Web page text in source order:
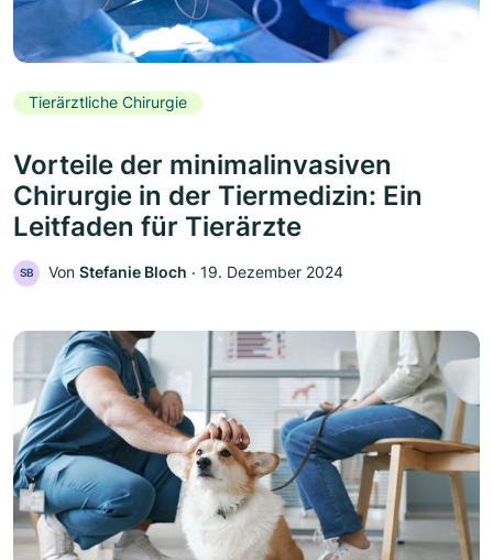
Tierärztliche Chirurgie
Vorteile der minimalinvasiven
Chirurgie in der Tiermedizin: Ein
Leitfaden für Tierärzte
SB Von Stefanie Bloch ‧ 19. Dezember 2024